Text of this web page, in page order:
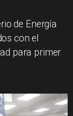
de Energía
con el
para primer